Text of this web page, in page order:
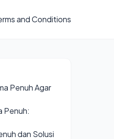
and Conditions
Penuh Agar
Penuh:
dan Solusi